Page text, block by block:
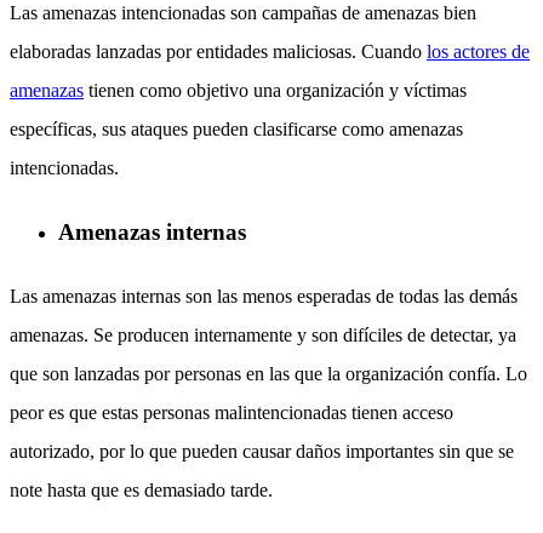
Las amenazas intencionadas son campañas de amenazas bien
elaboradas lanzadas por entidades maliciosas. Cuando los actores de
amenazas tienen como objetivo una organización y víctimas
específicas, sus ataques pueden clasificarse como amenazas
intencionadas.
Amenazas internas
Las amenazas internas son las menos esperadas de todas las demás
amenazas. Se producen internamente y son difíciles de detectar, ya
que son lanzadas por personas en las que la organización confía. Lo
peor es que estas personas malintencionadas tienen acceso
autorizado, por lo que pueden causar daños importantes sin que se
note hasta que es demasiado tarde.